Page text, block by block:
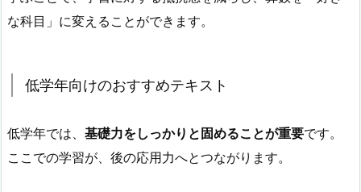
な科目」に変えることができます。
低学年向けのおすすめテキスト
低学年では、 基礎力をしっかりと固めることが重要です。
ここでの学習が、後の応用力へとつながります。